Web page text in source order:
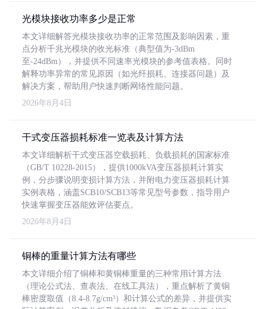
光模块接收功率多少是正常
本文详细解答光模块接收功率的正常范围及影响因素，重
点分析千兆光模块的收光标准（典型值为-3dBm
至-24dBm），并提供不同速率光模块的参考值表格。同时
解释功率异常的常见原因（如光纤损耗、连接器问题）及
解决方案，帮助用户快速判断网络性能问题。
2026年8月4日
干式变压器损耗标准一览表及计算方法
本文详细解析干式变压器空载损耗、负载损耗的国家标准
（GB/T 10228-2015），提供1000kVA变压器损耗计算实
例，分步骤说明变损计算方法，并附电力变压器损耗计算
实例表格，涵盖SCB10/SCB13等常见型号参数，指导用户
快速掌握变压器能效评估要点。
2026年8月4日
铜棒的重量计算方法有哪些
本文详细介绍了铜棒和黄铜棒重量的三种常用计算方法
（理论公式法、查表法、在线工具法），重点解析了黄铜
棒密度取值（8.4-8.7g/cm³）和计算公式的差异，并提供实